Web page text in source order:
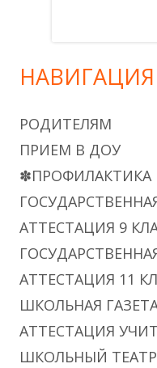
НАВИГАЦИЯ
РОДИТЕЛЯМ
ПРИЕМ В ДОУ
✽ПРОФИЛАКТИКА
АТТЕСТАЦИЯ 9
АТТЕСТАЦИЯ 11
ШКОЛЬНАЯ
АТТЕСТАЦИЯ
ШКОЛЬНЫЙ ТЕАТР